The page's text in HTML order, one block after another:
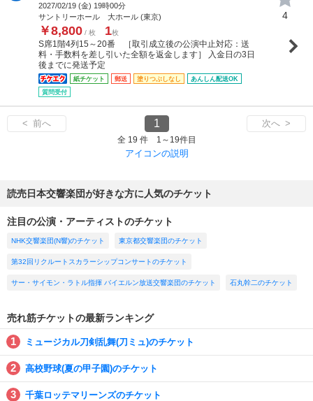
2027/02/19 (金) 19時00分
サントリーホール 大ホール (東京)
￥8,800 / 枚 1枚
S席1階4列15～20番 ［取引成立後の公演中止対応：送
料・手数料を差し引いた全額を返金します］ 入金日の3日
後までに発送予定
紙チケット 郵送 塗りつぶしなし
あんしん配送OK
質問受付
4
< 前へ 1 次へ >
全 19 件 1～19件目
アイコンの説明
読売日本交響楽団が好きな方に人気のチケット
注目の公演・アーティストのチケット
NHK交響楽団(N響)のチケット 東京都交響楽団のチケット
第32回リクルートスカラーシップコンサートのチケット
サー・サイモン・ラトル指揮 バイエルン放送交響楽団のチケット 石丸幹二のチケット
売れ筋チケットの最新ランキング
ミュージカル刀剣乱舞(刀ミュ)のチケット
高校野球(夏の甲子園)のチケット
千葉ロッテマリーンズのチケット